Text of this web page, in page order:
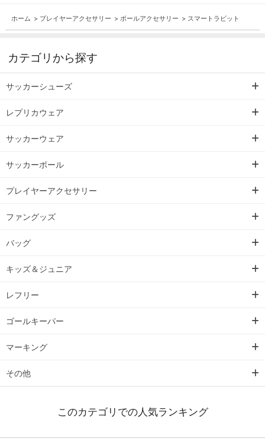
ホーム > プレイヤーアクセサリー > ボールアクセサリー > スマートラビット
カテゴリから探す
サッカーシューズ
レプリカウェア
サッカーウェア
サッカーボール
プレイヤーアクセサリー
ファングッズ
バッグ
キッズ＆ジュニア
レフリー
ゴールキーパー
マーキング
その他